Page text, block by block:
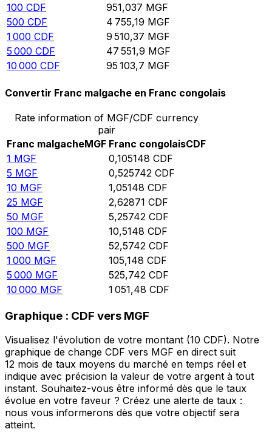
100 CDF 951,037 MGF
500 CDF 4 755,19 MGF
1 000 CDF 9 510,37 MGF
5 000 CDF 47 551,9 MGF
10 000 CDF 95 103,7 MGF
Convertir Franc malgache en Franc congolais
Rate information of MGF/CDF currency
pair
Franc malgacheMGF Franc congolaisCDF
1 MGF 0,105148 CDF
5 MGF 0,525742 CDF
10 MGF 1,05148 CDF
25 MGF 2,62871 CDF
50 MGF 5,25742 CDF
100 MGF 10,5148 CDF
500 MGF 52,5742 CDF
1 000 MGF 105,148 CDF
5 000 MGF 525,742 CDF
10 000 MGF 1 051,48 CDF
Graphique : CDF vers MGF
Visualisez l'évolution de votre montant (10 CDF). Notre
graphique de change CDF vers MGF en direct suit
12 mois de taux moyens du marché en temps réel et
indique avec précision la valeur de votre argent à tout
instant. Souhaitez-vous être informé dès que le taux
évolue en votre faveur ? Créez une alerte de taux :
nous vous informerons dès que votre objectif sera
atteint.